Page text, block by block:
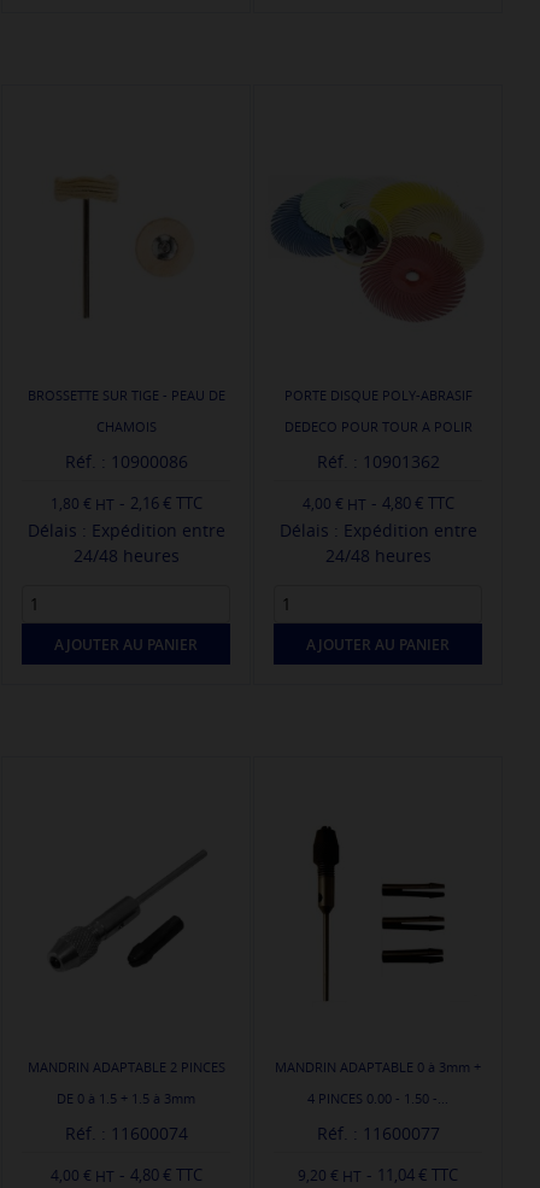
BROSSETTE SUR TIGE - PEAU DE
CHAMOIS
Réf. : 10900086
1,80 € - 2,16 € TTC
Délais : Expédition entre
24/48 heures
AJOUTER AU PANIER
PORTE DISQUE POLY-ABRASIF
DEDECO POUR TOUR A POLIR
Réf. : 10901362
4,00 € - 4,80 € TTC
Délais : Expédition entre
24/48 heures
AJOUTER AU PANIER
MANDRIN ADAPTABLE 2 PINCES
DE 0 à 1.5 + 1.5 à 3mm
Réf. : 11600074
4,00 € - 4,80 € TTC
MANDRIN ADAPTABLE 0 à 3mm +
4 PINCES 0.00 - 1.50 -...
Réf. : 11600077
9,20 € - 11,04 € TTC